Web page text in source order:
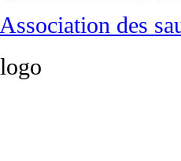
Association des